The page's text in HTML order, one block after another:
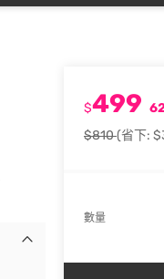
$499
$810(省下:
數量